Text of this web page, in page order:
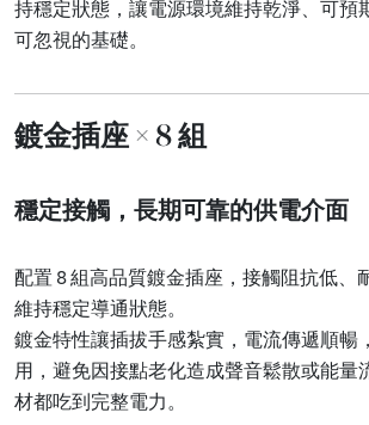
持穩定狀態，讓電源環境維持乾淨、可預
可忽視的基礎。
鍍金插座 × 8 組
穩定接觸，長期可靠的供電介面
配置 8 組高品質鍍金插座，接觸阻抗低、
維持穩定導通狀態。
鍍金特性讓插拔手感紮實，電流傳遞順暢
用，避免因接點老化造成聲音鬆散或能量
材都吃到完整電力。